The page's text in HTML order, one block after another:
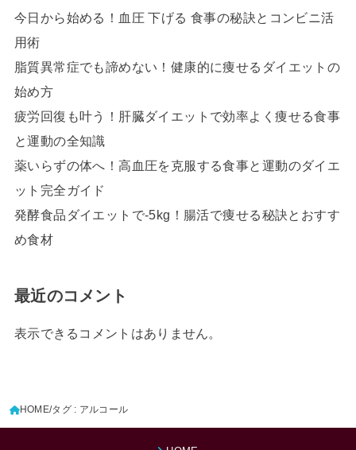
今日から始める！血圧 下げる 食事の秘訣とコンビニ活
用術
脂質異常症でも諦めない！健康的に痩せるダイエットの
始め方
疲労回復も叶う！肝臓ダイエットで効率よく痩せる食事
と運動の全知識
薬いらずの体へ！高血圧を克服する食事と運動のダイエ
ット完全ガイド
発酵食品ダイエットで-5kg！腸活で痩せる秘訣とおすす
め食材
最近のコメント
表示できるコメントはありません。
HOME タグ : アルコール